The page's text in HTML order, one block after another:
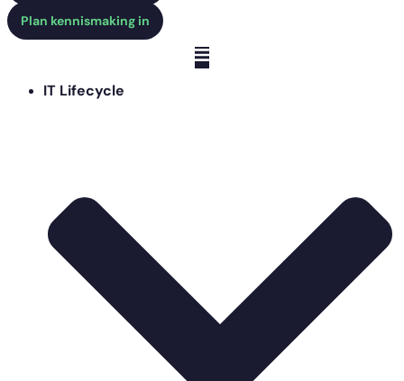
Plan kennismaking in
IT Lifecycle